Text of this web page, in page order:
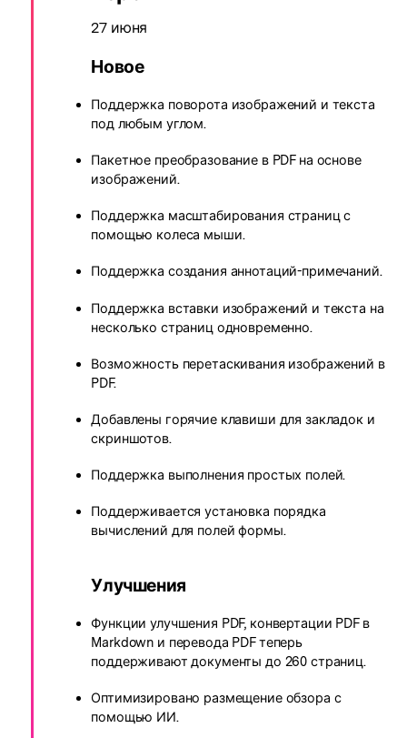
27 июня
Новое
Поддержка поворота изображений и текста
под любым углом.
Пакетное преобразование в PDF на основе
изображений.
Поддержка масштабирования страниц с
помощью колеса мыши.
Поддержка создания аннотаций-примечаний.
Поддержка вставки изображений и текста на
несколько страниц одновременно.
Возможность перетаскивания изображений в
PDF.
Добавлены горячие клавиши для закладок и
скриншотов.
Поддержка выполнения простых полей.
Поддерживается установка порядка
вычислений для полей формы.
Улучшения
Функции улучшения PDF, конвертации PDF в
Markdown и перевода PDF теперь
поддерживают документы до 260 страниц.
Оптимизировано размещение обзора с
помощью ИИ.